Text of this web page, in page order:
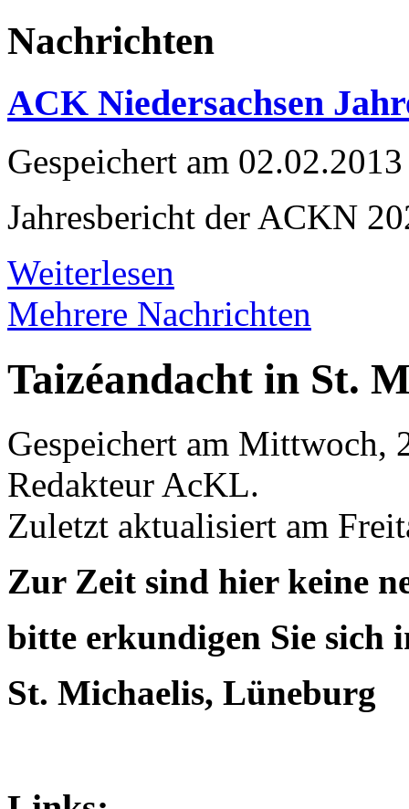
Nachrichten
ACK Niedersachsen
Gespeichert am 02.02.2013
Jahresbericht der ACKN
Weiterlesen
Mehrere Nachrichten
Taizéandacht in St.
Gespeichert am Mittwoch,
Redakteur AcKL.
Zuletzt aktualisiert am
Zur Zeit sind hier keine
bitte erkundigen Sie sich
St. Michaelis, Lüneburg